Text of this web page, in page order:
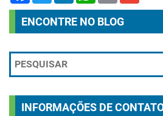
ENCONTRE NO BLOG
INFORMAÇÕES DE